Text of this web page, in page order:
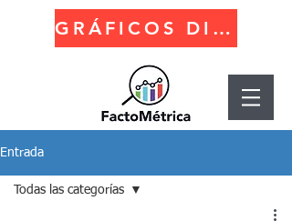
GRÁFICOS DINÁMICOS
Entrada
Todas las categorías